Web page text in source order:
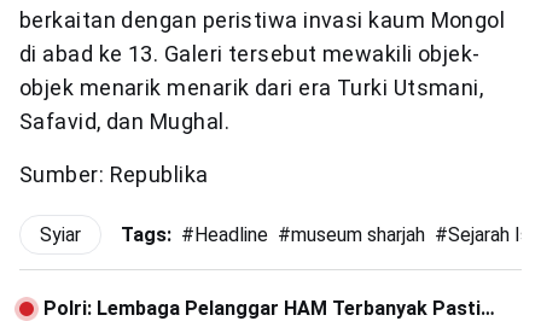
berkaitan dengan peristiwa invasi kaum Mongol
di abad ke 13. Galeri tersebut mewakili objek-
objek menarik menarik dari era Turki Utsmani,
Safavid, dan Mughal.
Sumber: Republika
Syiar Tags: #Headline #museum sharjah #Sejarah
Polri: Lembaga Pelanggar HAM Terbanyak Pasti